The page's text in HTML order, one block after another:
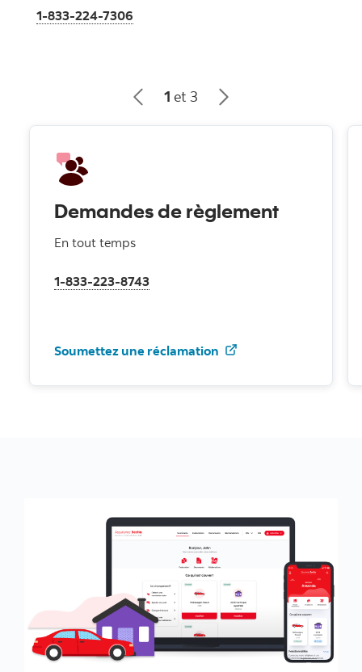
1-833-224-7306
1 et 3
Demandes de règlement
En tout temps
1-833-223-8743
Soumettez une réclamation Pour assurance auto